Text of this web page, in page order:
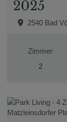
2025
2540 Bad
Zimmer
2